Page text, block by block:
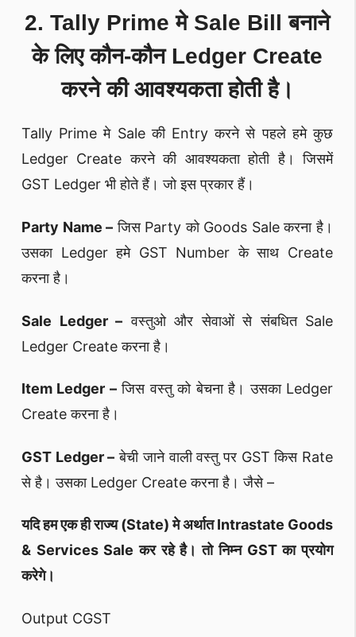
2. Tally Prime मे Sale Bill बनाने
के लिए कौन-कौन Ledger Create
करने की आवश्यकता होती है।
Tally Prime मे Sale की Entry करने से पहले हमे कुछ
Ledger Create करने की आवश्यकता होती है। जिसमें
GST Ledger भी होते हैं। जो इस प्रकार हैं।
Party Name – जिस Party को Goods Sale करना है।
उसका Ledger हमे GST Number के साथ Create
करना है।
Sale Ledger – वस्तुओ और सेवाओं से संबधित Sale
Ledger Create करना है।
Item Ledger –जिस वस्तु को बेचना है। उसका Ledger
Create करना है।
GST Ledger – बेची जाने वाली वस्तु पर GST किस Rate
से है। उसका Ledger Create करना है। जैसे –
यदि हम एक ही राज्य (State) मे अर्थात Intrastate Goods
& Services Sale कर रहे है। तो निम्न GST का प्रयोग
करेगे।
Output CGST